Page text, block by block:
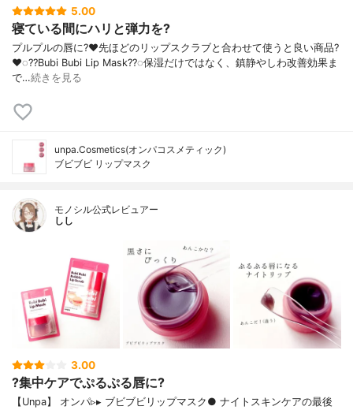
5.00
寝ている間にハリと弾力を?
プルプルの唇に?❤️先ほどのリップスクラブと合わせて使うと良い商品?
❤️◌??Bubi Bubi Lip Mask??◌保湿だけではなく、鎮静やしわ改善効果ま
で…続きを見る
unpa.Cosmetics(オンパコスメティック)
ブビブビ リップマスク
モノシル公式レビュアー
しし
3.00
?集中ケアでぷるぷる唇に?
【Unpa】 オンパ▹▸ ブビブビリップマスク​● ナイトスキンケアの最後